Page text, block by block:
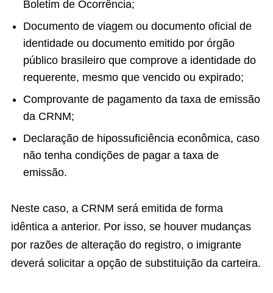
Boletim de Ocorrência;
Documento de viagem ou documento oficial de
identidade ou documento emitido por órgão
público brasileiro que comprove a identidade do
requerente, mesmo que vencido ou expirado;
Comprovante de pagamento da taxa de emissão
da CRNM;
Declaração de hipossuficiência econômica, caso
não tenha condições de pagar a taxa de
emissão.
Neste caso, a CRNM será emitida de forma
idêntica a anterior. Por isso, se houver mudanças
por razões de alteração do registro, o imigrante
deverá solicitar a opção de substituição da carteira.